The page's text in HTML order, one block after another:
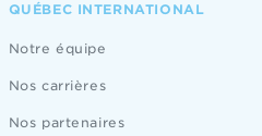
QUÉBEC INTERNATIONAL
Notre équipe
Nos carrières
Nos partenaires